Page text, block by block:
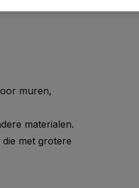
muren,
materialen.
met grotere